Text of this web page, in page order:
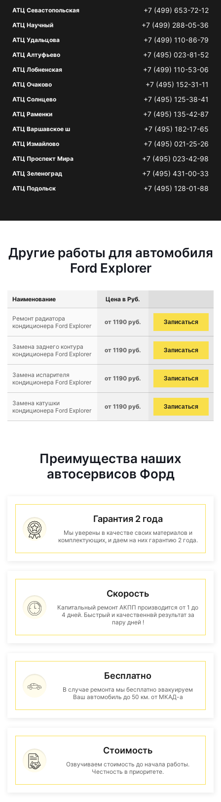
АТЦ Севастопольская +7 (499) 653-72-12
АТЦ Научный +7 (499) 288-05-36
АТЦ Удальцова +7 (499) 110-86-79
АТЦ Алтуфьево +7 (495) 023-81-52
АТЦ Лобненская +7 (499) 110-53-06
АТЦ Очаково +7 (495) 152-31-11
АТЦ Солнцево +7 (495) 125-38-41
АТЦ Раменки +7 (495) 135-42-87
АТЦ Варшавское ш +7 (495) 182-17-65
АТЦ Измайлово +7 (495) 021-25-26
АТЦ Проспект Мира +7 (495) 023-42-98
АТЦ Зеленоград +7 (495) 431-00-33
АТЦ Подольск +7 (495) 128-01-88
Другие работы для автомобиля
Ford Explorer
Наименование Цена в Руб.
Ремонт радиатора
кондиционера Ford Explorer
от 1190 руб. Записаться
Замена заднего контура
кондиционера Ford Explorer
от 1190 руб. Записаться
Замена испарителя
кондиционера Ford Explorer
от 1190 руб. Записаться
Замена катушки
кондиционера Ford Explorer
от 1190 руб. Записаться
Преимущества наших
автосервисов Форд
Гарантия 2 года
Мы уверены в качестве своих материалов и
комплектующих, и даем на них гарантию 2 года.
Скорость
Капитальный ремонт АКПП производится от 1 до
4 дней. Быстрый и качественнвй результат за
пару дней !
Бесплатно
В случае ремонта мы бесплатно эвакуируем
Ваш автомобиль до 50 км. от МКАД-а
Стоимость
Озвучиваем стоимость до начала работы.
Честность в приоритете.